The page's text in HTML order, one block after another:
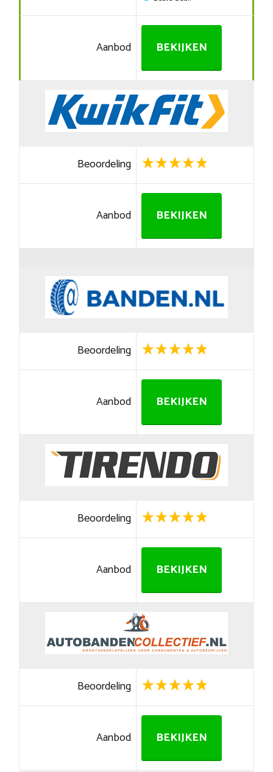
Aanbod BEKIJKEN
Beoordeling
Aanbod BEKIJKEN
Beoordeling
Aanbod BEKIJKEN
Beoordeling
Aanbod BEKIJKEN
Beoordeling
Aanbod BEKIJKEN